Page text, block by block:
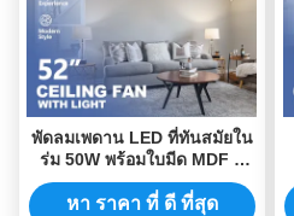
พัดลมเพดาน LED ที่ทันสมัยใน
ร่ม 50W พร้อมใบมีด MDF 3
ใบ
หา ราคา ที่ ดี ที่สุด